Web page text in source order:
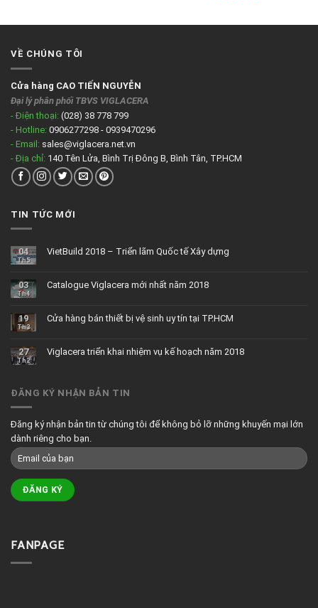
VỀ CHÚNG TÔI
Cửa hàng CAO TIẾN NGUYỄN
Đại lý phân phối TBVS VIGLACERA
- Điện thoại: (028) 38 778 799
- Hotline: 0906277298 - 0939470296
- Email: sales@viglacera.net.vn
- Địa chỉ: 140 Tên Lửa, Bình Trị Đông B, Bình Tân, TP.HCM
TIN TỨC MỚI
04
Th5
VietBuild 2018 – Triển lãm Quốc tế Xây dựng
03
Th4
Catalogue Viglacera mới nhất năm 2018
19
Th3
Cửa hàng bán thiết bị vệ sinh uy tín tại TP.HCM
27
Th2
Viglacera triển khai nhiệm vụ kế hoạch năm 2018
ĐĂNG KÝ NHẬN BẢN TIN
Đăng ký nhận bản tin từ chúng tôi để không bỏ lỡ những khuyến mại lớn
dành riêng cho bạn.
FANPAGE